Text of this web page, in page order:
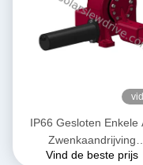
IP66 Gesloten Enkele
Zwenkaandrijving
Tandwielkast voor
Vind de beste prijs